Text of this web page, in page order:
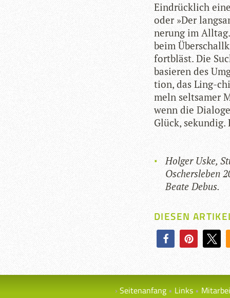
Ein­drück­lich
oder »Der
ne­rung im All­tag.
beim
fort­bläst. Die
ba­sie­ren des
tion, das Ling-
meln selt­sa­mer
wenn die
Glück,
Hol­ger Uske,
Oschers­le­ben
Beate Debus.
DIESEN
Seitenanfang Links